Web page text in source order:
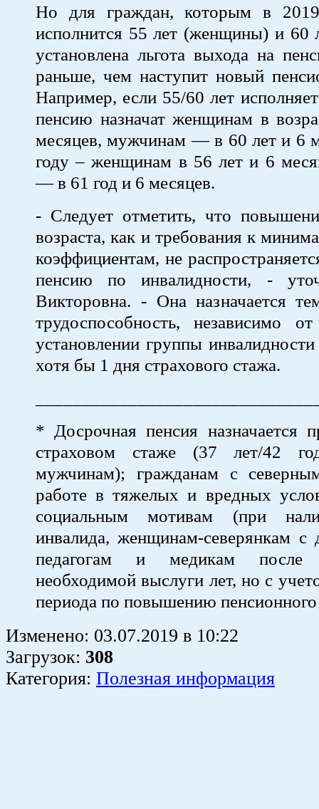
Но для граждан, которым в
исполнится 55 лет (женщины) и 60
установлена льгота выхода на
раньше, чем наступит новый
Например, если 55/60 лет
пенсию назначат женщинам в
месяцев, мужчинам — в 60 лет и 6
году – женщинам в 56 лет и 6
— в 61 год и 6 месяцев.
- Следует отметить, что
возраста, как и требования к
коэффициентам, не
пенсию по инвалидности, -
Викторовна. - Она назначается
трудоспособность, независимо
установлении группы
хотя бы 1 дня страхового стажа.
* Досрочная пенсия назначается
страховом стаже (37 лет/42
мужчинам); гражданам с
работе в тяжелых и вредных
социальным мотивам (при
инвалида, женщинам-северянкам с
педагогам и медикам после
необходимой выслуги лет, но с
периода по повышению пенсионного
Изменено: 03.07.2019 в 10:22
Загрузок: 308
Категория: Полезная информация